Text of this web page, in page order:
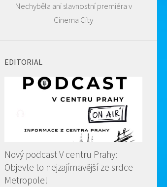
Nechyběla ani slavnostní premiéra v
Cinema City
EDITORIAL
Nový podcast V centru Prahy:
Objevte to nejzajímavější ze srdce
Metropole!